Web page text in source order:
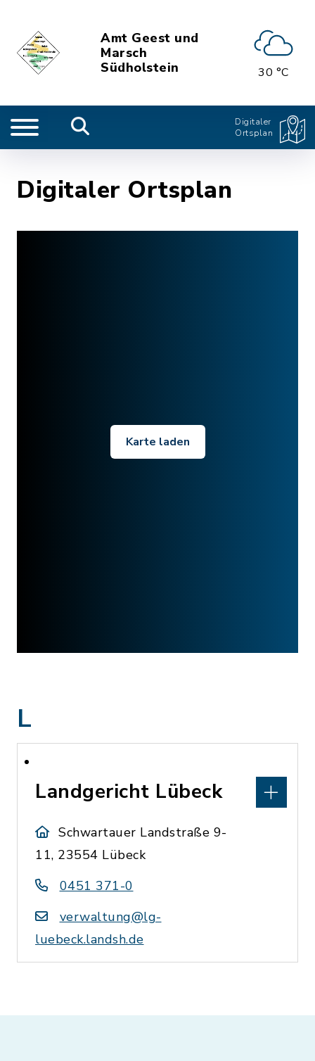
Amt Geest und
Marsch
Südholstein
30 °C
Digitaler
Ortsplan
Digitaler Ortsplan
Karte laden
L
Landgericht Lübeck
Schwartauer Landstraße 9-
11, 23554 Lübeck
0451 371-0
verwaltung@lg-
luebeck.landsh.de